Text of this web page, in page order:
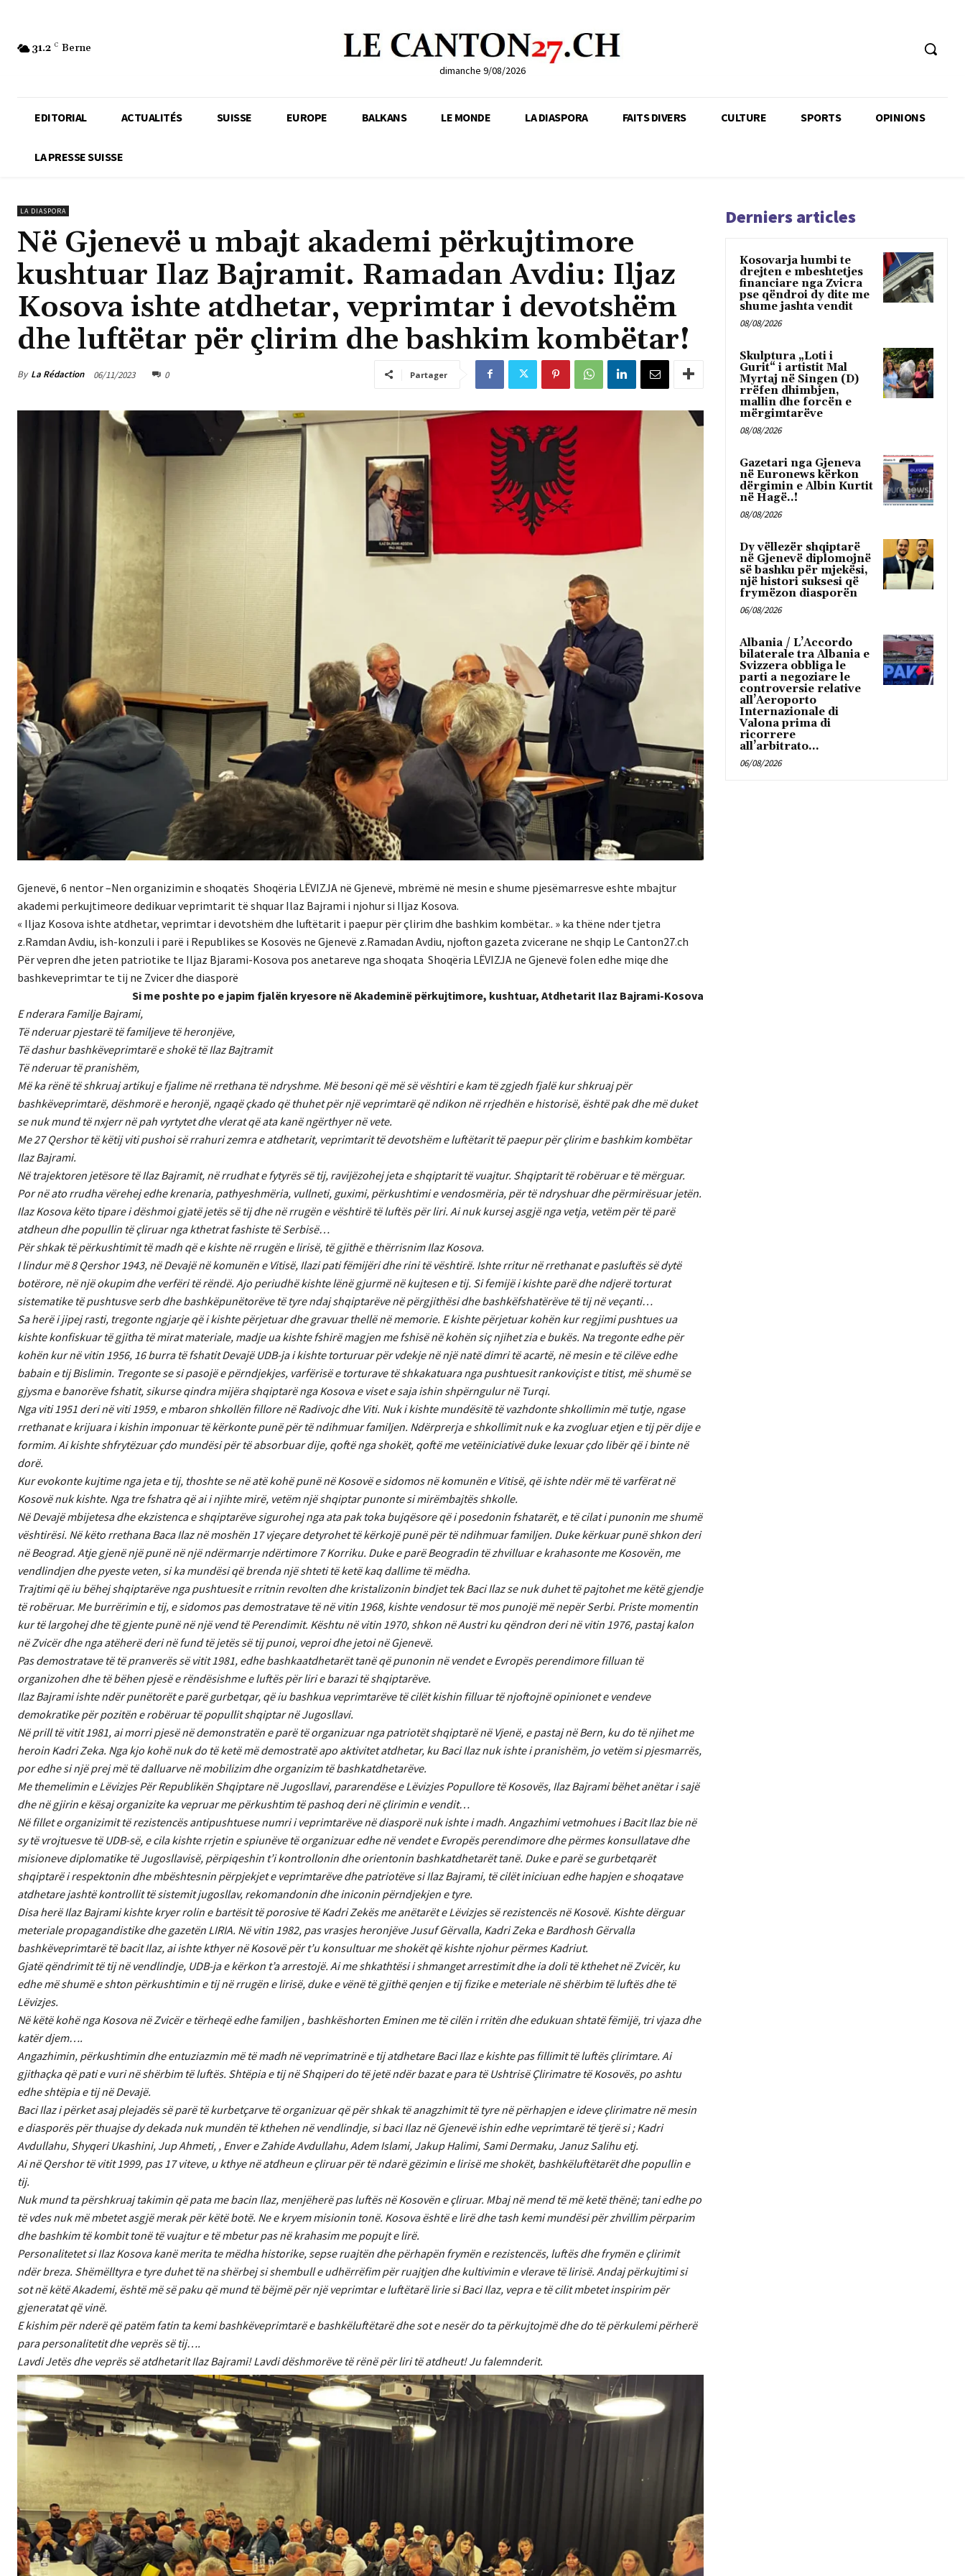
31.2 C Berne
dimanche 9/08/2026
EDITORIAL ACTUALITÉS SUISSE EUROPE BALKANS LE MONDE LA DIASPORA FAITS DIVERS CULTURE SPORTS OPINIONS
LA PRESSE SUISSE
LA DIASPORA
Në Gjenevë u mbajt akademi përkujtimore
kushtuar Ilaz Bajramit. Ramadan Avdiu: Iljaz
Kosova ishte atdhetar, veprimtar i devotshëm
dhe luftëtar për çlirim dhe bashkim kombëtar!
By La Rédaction 06/11/2023 0 Partager
Gjenevë, 6 nentor –Nen organizimin e shoqatës Shoqëria LËVIZJA në Gjenevë, mbrëmë në mesin e shume pjesëmarresve eshte mbajtur
akademi perkujtimeore dedikuar veprimtarit të shquar Ilaz Bajrami i njohur si Iljaz Kosova.
« Iljaz Kosova ishte atdhetar, veprimtar i devotshëm dhe luftëtarit i paepur për çlirim dhe bashkim kombëtar.. » ka thëne nder tjetra
z.Ramdan Avdiu, ish-konzuli i parë i Republikes se Kosovës ne Gjenevë z.Ramadan Avdiu, njofton gazeta zvicerane ne shqip Le Canton27.ch
Për vepren dhe jeten patriotike te Iljaz Bjarami-Kosova pos anetareve nga shoqata Shoqëria LËVIZJA ne Gjenevë folen edhe miqe dhe
bashkeveprimtar te tij ne Zvicer dhe diasporë
Si me poshte po e japim fjalën kryesore në Akademinë përkujtimore, kushtuar, Atdhetarit Ilaz Bajrami-Kosova
E nderara Familje Bajrami,
Të nderuar pjestarë të familjeve të heronjëve,
Të dashur bashkëveprimtarë e shokë të Ilaz Bajtramit
Të nderuar të pranishëm,
Më ka rënë të shkruaj artikuj e fjalime në rrethana të ndryshme. Më besoni që më së vështiri e kam të zgjedh fjalë kur shkruaj për
bashkëveprimtarë, dëshmorë e heronjë, ngaqë çkado që thuhet për një veprimtarë që ndikon në rrjedhën e historisë, është pak dhe më duket
se nuk mund të nxjerr në pah vyrtytet dhe vlerat që ata kanë ngërthyer në vete.
Me 27 Qershor të këtij viti pushoi së rrahuri zemra e atdhetarit, veprimtarit të devotshëm e luftëtarit të paepur për çlirim e bashkim kombëtar
Ilaz Bajrami.
Në trajektoren jetësore të Ilaz Bajramit, në rrudhat e fytyrës së tij, ravijëzohej jeta e shqiptarit të vuajtur. Shqiptarit të robëruar e të mërguar.
Por në ato rrudha vërehej edhe krenaria, pathyeshmëria, vullneti, guximi, përkushtimi e vendosmëria, për të ndryshuar dhe përmirësuar jetën.
Ilaz Kosova këto tipare i dëshmoi gjatë jetës së tij dhe në rrugën e vështirë të luftës për liri. Ai nuk kursej asgjë nga vetja, vetëm për të parë
atdheun dhe popullin të çliruar nga kthetrat fashiste të Serbisë…
Për shkak të përkushtimit të madh që e kishte në rrugën e lirisë, të gjithë e thërrisnim Ilaz Kosova.
I lindur më 8 Qershor 1943, në Devajë në komunën e Vitisë, Ilazi pati fëmijëri dhe rini të vështirë. Ishte rritur në rrethanat e pasluftës së dytë
botërore, në një okupim dhe verfëri të rëndë. Ajo periudhë kishte lënë gjurmë në kujtesen e tij. Si femijë i kishte parë dhe ndjerë torturat
sistematike të pushtusve serb dhe bashkëpunëtorëve të tyre ndaj shqiptarëve në përgjithësi dhe bashkëfshatërëve të tij në veçanti…
Sa herë i jipej rasti, tregonte ngjarje që i kishte përjetuar dhe gravuar thellë në memorie. E kishte përjetuar kohën kur regjimi pushtues ua
kishte konfiskuar të gjitha të mirat materiale, madje ua kishte fshirë magjen me fshisë në kohën siç njihet zia e bukës. Na tregonte edhe për
kohën kur në vitin 1956, 16 burra të fshatit Devajë UDB-ja i kishte torturuar për vdekje në një natë dimri të acartë, në mesin e të cilëve edhe
babain e tij Bislimin. Tregonte se si pasojë e përndjekjes, varfërisë e torturave të shkakatuara nga pushtuesit rankoviçist e titist, më shumë se
gjysma e banorëve fshatit, sikurse qindra mijëra shqiptarë nga Kosova e viset e saja ishin shpërngulur në Turqi.
Nga viti 1951 deri në viti 1959, e mbaron shkollën fillore në Radivojc dhe Viti. Nuk i kishte mundësitë të vazhdonte shkollimin më tutje, ngase
rrethanat e krijuara i kishin imponuar të kërkonte punë për të ndihmuar familjen. Ndërprerja e shkollimit nuk e ka zvogluar etjen e tij për dije e
formim. Ai kishte shfrytëzuar çdo mundësi për të absorbuar dije, qoftë nga shokët, qoftë me vetëiniciativë duke lexuar çdo libër që i binte në
dorë.
Kur evokonte kujtime nga jeta e tij, thoshte se në atë kohë punë në Kosovë e sidomos në komunën e Vitisë, që ishte ndër më të varfërat në
Kosovë nuk kishte. Nga tre fshatra që ai i njihte mirë, vetëm një shqiptar punonte si mirëmbajtës shkolle.
Në Devajë mbijetesa dhe ekzistenca e shqiptarëve sigurohej nga ata pak toka bujqësore që i posedonin fshatarët, e të cilat i punonin me shumë
vështirësi. Në këto rrethana Baca Ilaz në moshën 17 vjeçare detyrohet të kërkojë punë për të ndihmuar familjen. Duke kërkuar punë shkon deri
në Beograd. Atje gjenë një punë në një ndërmarrje ndërtimore 7 Korriku. Duke e parë Beogradin të zhvilluar e krahasonte me Kosovën, me
vendlindjen dhe pyeste veten, si ka mundësi që brenda një shteti të ketë kaq dallime të mëdha.
Trajtimi që iu bëhej shqiptarëve nga pushtuesit e rritnin revolten dhe kristalizonin bindjet tek Baci Ilaz se nuk duhet të pajtohet me këtë gjendje
të robëruar. Me burrërimin e tij, e sidomos pas demostratave të në vitin 1968, kishte vendosur të mos punojë më nepër Serbi. Priste momentin
kur të largohej dhe të gjente punë në një vend të Perendimit. Kështu në vitin 1970, shkon në Austri ku qëndron deri në vitin 1976, pastaj kalon
në Zvicër dhe nga atëherë deri në fund të jetës së tij punoi, veproi dhe jetoi në Gjenevë.
Pas demostratave të të pranverës së vitit 1981, edhe bashkaatdhetarët tanë që punonin në vendet e Evropës perendimore filluan të
organizohen dhe të bëhen pjesë e rëndësishme e luftës për liri e barazi të shqiptarëve.
Ilaz Bajrami ishte ndër punëtorët e parë gurbetqar, që iu bashkua veprimtarëve të cilët kishin filluar të njoftojnë opinionet e vendeve
demokratike për pozitën e robëruar të popullit shqiptar në Jugosllavi.
Në prill të vitit 1981, ai morri pjesë në demonstratën e parë të organizuar nga patriotët shqiptarë në Vjenë, e pastaj në Bern, ku do të njihet me
heroin Kadri Zeka. Nga kjo kohë nuk do të ketë më demostratë apo aktivitet atdhetar, ku Baci Ilaz nuk ishte i pranishëm, jo vetëm si pjesmarrës,
por edhe si një prej më të dalluarve në mobilizim dhe organizim të bashkatdhetarëve.
Me themelimin e Lëvizjes Për Republikën Shqiptare në Jugosllavi, pararendëse e Lëvizjes Popullore të Kosovës, Ilaz Bajrami bëhet anëtar i sajë
dhe në gjirin e kësaj organizite ka vepruar me përkushtim të pashoq deri në çlirimin e vendit…
Në fillet e organizimit të rezistencës antipushtuese numri i veprimtarëve në diasporë nuk ishte i madh. Angazhimi vetmohues i Bacit Ilaz bie në
sy të vrojtuesve të UDB-së, e cila kishte rrjetin e spiunëve të organizuar edhe në vendet e Evropës perendimore dhe përmes konsullatave dhe
misioneve diplomatike të Jugosllavisë, përpiqeshin t’i kontrollonin dhe orientonin bashkatdhetarët tanë. Duke e parë se gurbetqarët
shqiptarë i respektonin dhe mbështesnin përpjekjet e veprimtarëve dhe patriotëve si Ilaz Bajrami, të cilët iniciuan edhe hapjen e shoqatave
atdhetare jashtë kontrollit të sistemit jugosllav, rekomandonin dhe iniconin përndjekjen e tyre.
Disa herë Ilaz Bajrami kishte kryer rolin e bartësit të porosive të Kadri Zekës me anëtarët e Lëvizjes së rezistencës në Kosovë. Kishte dërguar
meteriale propagandistike dhe gazetën LIRIA. Në vitin 1982, pas vrasjes heronjëve Jusuf Gërvalla, Kadri Zeka e Bardhosh Gërvalla
bashkëveprimtarë të bacit Ilaz, ai ishte kthyer në Kosovë për t’u konsultuar me shokët që kishte njohur përmes Kadriut.
Gjatë qëndrimit të tij në vendlindje, UDB-ja e kërkon t’a arrestojë. Ai me shkathtësi i shmanget arrestimit dhe ia doli të kthehet në Zvicër, ku
edhe më shumë e shton përkushtimin e tij në rrugën e lirisë, duke e vënë të gjithë qenjen e tij fizike e meteriale në shërbim të luftës dhe të
Lëvizjes.
Në këtë kohë nga Kosova në Zvicër e tërheqë edhe familjen , bashkëshorten Eminen me të cilën i rritën dhe edukuan shtatë fëmijë, tri vjaza dhe
katër djem….
Angazhimin, përkushtimin dhe entuziazmin më të madh në veprimatrinë e tij atdhetare Baci Ilaz e kishte pas fillimit të luftës çlirimtare. Ai
gjithaçka që pati e vuri në shërbim të luftës. Shtëpia e tij në Shqiperi do të jetë ndër bazat e para të Ushtrisë Çlirimatre të Kosovës, po ashtu
edhe shtëpia e tij në Devajë.
Baci Ilaz i përket asaj plejadës së parë të kurbetçarve të organizuar që për shkak të anagzhimit të tyre në përhapjen e ideve çlirimatre në mesin
e diasporës për thuajse dy dekada nuk mundën të kthehen në vendlindje, si baci Ilaz në Gjenevë ishin edhe veprimtarë të tjerë si ; Kadri
Avdullahu, Shyqeri Ukashini, Jup Ahmeti, , Enver e Zahide Avdullahu, Adem Islami, Jakup Halimi, Sami Dermaku, Januz Salihu etj.
Ai në Qershor të vitit 1999, pas 17 viteve, u kthye në atdheun e çliruar për të ndarë gëzimin e lirisë me shokët, bashkëluftëtarët dhe popullin e
tij.
Nuk mund ta përshkruaj takimin që pata me bacin Ilaz, menjëherë pas luftës në Kosovën e çliruar. Mbaj në mend të më ketë thënë; tani edhe po
të vdes nuk më mbetet asgjë merak për këtë botë. Ne e kryem misionin tonë. Kosova është e lirë dhe tash kemi mundësi për zhvillim përparim
dhe bashkim të kombit tonë të vuajtur e të mbetur pas në krahasim me popujt e lirë.
Personalitetet si Ilaz Kosova kanë merita te mëdha historike, sepse ruajtën dhe përhapën frymën e rezistencës, luftës dhe frymën e çlirimit
ndër breza. Shëmëlltyra e tyre duhet të na shërbej si shembull e udhërrëfim për ruajtjen dhe kultivimin e vlerave të lirisë. Andaj përkujtimi si
sot në këtë Akademi, është më së paku që mund të bëjmë për një veprimtar e luftëtarë lirie si Baci Ilaz, vepra e të cilit mbetet inspirim për
gjeneratat që vinë.
E kishim për nderë që patëm fatin ta kemi bashkëveprimtarë e bashkëluftëtarë dhe sot e nesër do ta përkujtojmë dhe do të përkulemi përherë
para personalitetit dhe veprës së tij….
Lavdi Jetës dhe veprës së atdhetarit Ilaz Bajrami! Lavdi dëshmorëve të rënë për liri të atdheut! Ju falemnderit.
Derniers articles
Kosovarja humbi te
drejten e mbeshtetjes
financiare nga Zvicra
pse qëndroi dy dite me
shume jashta vendit
08/08/2026
Skulptura „Loti i
Gurit“ i artistit Mal
Myrtaj në Singen (D)
rrëfen dhimbjen,
mallin dhe forcën e
mërgimtarëve
08/08/2026
Gazetari nga Gjeneva
në Euronews kërkon
dërgimin e Albin Kurtit
në Hagë..!
08/08/2026
Dy vëllezër shqiptarë
në Gjenevë diplomojnë
së bashku për mjekësi,
një histori suksesi që
frymëzon diasporën
06/08/2026
Albania / L’Accordo
bilaterale tra Albania e
Svizzera obbliga le
parti a negoziare le
controversie relative
all’Aeroporto
Internazionale di
Valona prima di
ricorrere
all’arbitrato...
06/08/2026